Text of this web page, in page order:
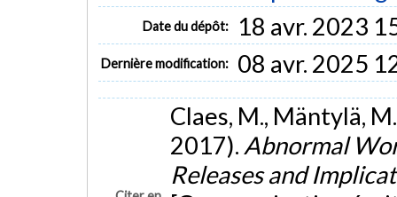
Date du dépôt: 18 avr. 2023
Dernière modification: 08 avr. 2025
Claes, M., Mäntylä,
2017). Abnormal
Releases and